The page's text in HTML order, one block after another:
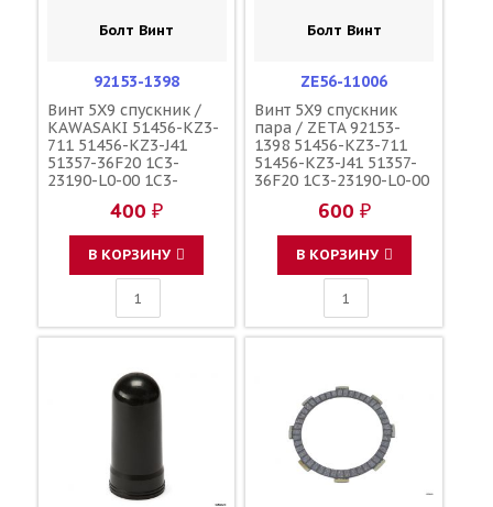
Болт Винт
92153-1398
Винт 5X9 спускник /
KAWASAKI 51456-KZ3-
711 51456-KZ3-J41
51357-36F20 1C3-
23190-L0-00 1C3-
110090000601
110090000501
F45300001
400 ₽
В КОРЗИНУ
Болт Винт
ZE56-11006
Винт 5X9 спускник
пара / ZETA 92153-
1398 51456-KZ3-711
51456-KZ3-J41 51357-
36F20 1C3-23190-L0-00
110090000601
110090000501
F45300001
600 ₽
В КОРЗИНУ